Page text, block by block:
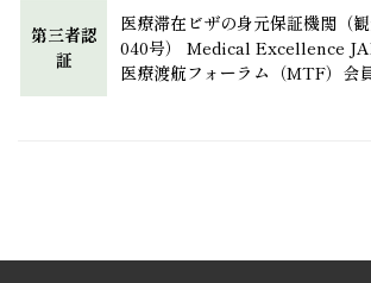
第三者認
証
医療滞在ビザの身元保証機関（
040号） Medical Excellence
医療渡航フォーラム（MTF）会